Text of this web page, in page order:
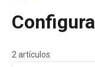
2 artículos